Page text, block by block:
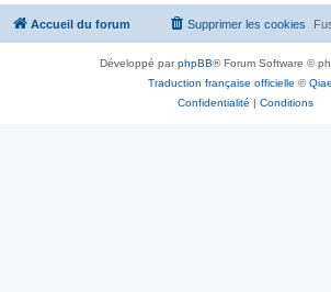
Accueil du forum Supprimer les cookies
Développé parphpBB® Forum Software ©
Traduction française officielle ©
Confidentialité | Conditions